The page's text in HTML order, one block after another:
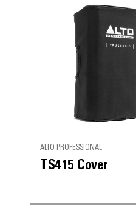
ALTO PROFESSIONAL
TS415 Cover